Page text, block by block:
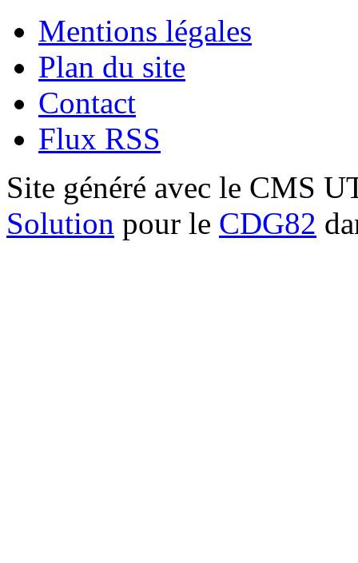
Mentions légales
Plan du site
Contact
Flux RSS
Site généré avec le CMS
Solution pour le CDG82